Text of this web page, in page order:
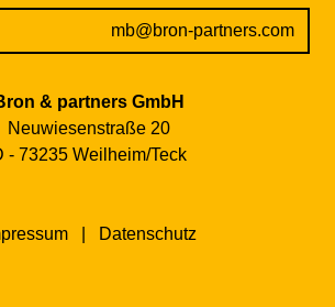
mb@bron-partners.com
& partners GmbH
Neuwiesenstraße 20
- 73235 Weilheim/Teck
Datenschutz